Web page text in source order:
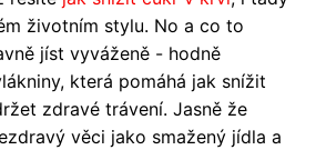
životním stylu. No a co to
jíst vyváženě - hodně
která pomáhá jak snížit
zdravé trávení. Jasně že
věci jako smažený jídla a